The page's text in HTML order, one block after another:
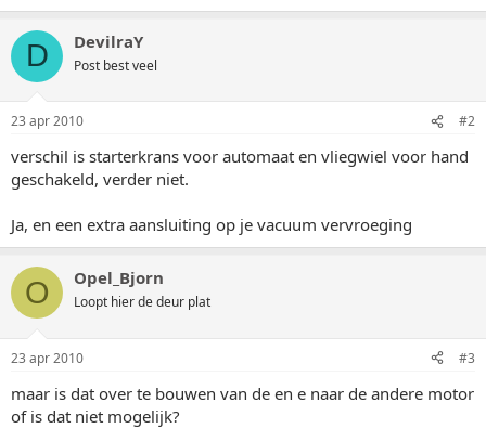
D DevilraY
Post best veel
23 apr 2010 #2
verschil is starterkrans voor automaat en vliegwiel voor hand
geschakeld, verder niet.
Ja, en een extra aansluiting op je vacuum vervroeging
O Opel_Bjorn
Loopt hier de deur plat
23 apr 2010 #3
maar is dat over te bouwen van de en e naar de andere motor
of is dat niet mogelijk?